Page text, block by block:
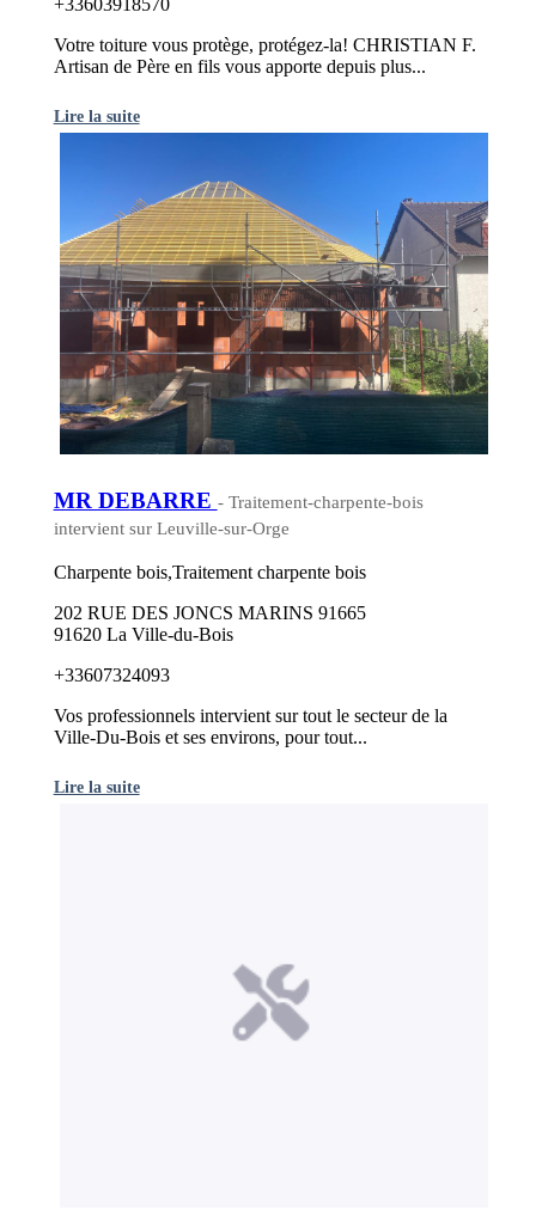
Votre toiture vous protège, protégez-la! CHRISTIAN F.
Artisan de Père en fils vous apporte depuis plus...
Lire la suite
MR DEBARRE - Traitement-charpente-bois
intervient sur Leuville-sur-Orge
Charpente bois,Traitement charpente bois
202 RUE DES JONCS MARINS 91665
91620 La Ville-du-Bois
+33607324093
Vos professionnels intervient sur tout le secteur de la
Ville-Du-Bois et ses environs, pour tout...
Lire la suite